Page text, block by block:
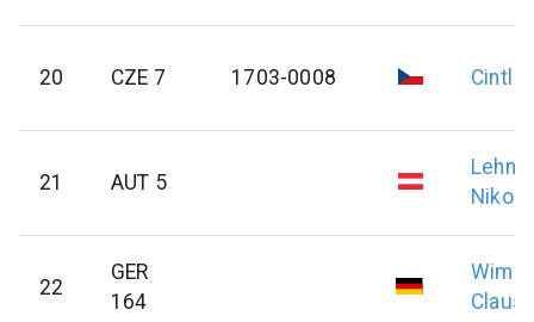
20 CZE 7 1703-0008 Cintl
21 AUT 5
22
GER
164
Claus